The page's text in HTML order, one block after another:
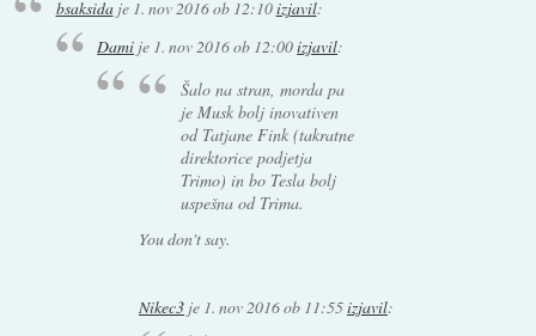
bsaksidaje 1. nov 2016 ob 12:10izjavil:
Dami je 1. nov 2016 ob 12:00izjavil:
Šalo na stran, morda pa
je Musk bolj inovativen
od Tatjane Fink (takratne
direktorice podjetja
Trimo) in bo Tesla bolj
uspešna od Trima.
You don't say.
Nikec3je 1. nov 2016 ob 11:55izjavil: